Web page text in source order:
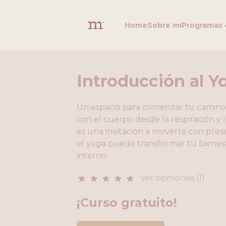
HomeSobre míProgramas
Introducción al
Un espacio para comenzar tu
con el cuerpo desde la respiración y
es una invitación a moverte con
el yoga puede transformar tu
interno.
star star star star star Ver opiniones (1)
¡Curso gratuito!